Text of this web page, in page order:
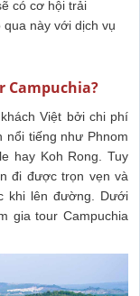
có cơ hội trải
này với dịch vụ
Campuchia?
Việt bởi chi phí
nổi tiếng như Phnom
hay Koh Rong. Tuy
đi được trọn vẹn và
khi lên đường. Dưới
gia tour Campuchia